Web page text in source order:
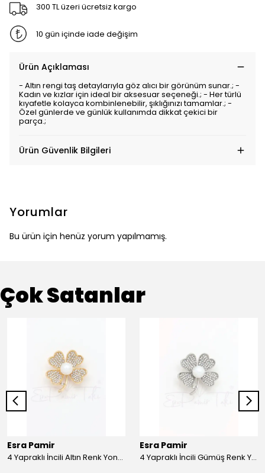
300 TL üzeri ücretsiz kargo
10 gün içinde iade değişim
Ürün Açıklaması
- Altın rengi taş detaylarıyla göz alıcı bir görünüm sunar.; -
Kadın ve kızlar için ideal bir aksesuar seçeneği.; - Her türlü
kıyafetle kolayca kombinlenebilir, şıklığınızı tamamlar.; -
Özel günlerde ve günlük kullanımda dikkat çekici bir
parça.;
Ürün Güvenlik Bilgileri
Yorumlar
Bu ürün için henüz yorum yapılmamış.
Çok Satanlar
Esra Pamir
4 Yapraklı İncili Altın Renk Yonca Broş
Esra Pamir
4 Yapraklı İncili Gümüş Renk Yonca Broş